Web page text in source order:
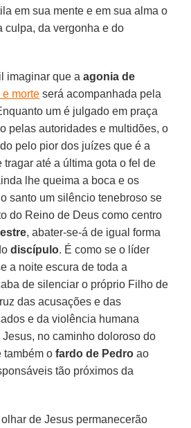
em sua mente e em sua alma o
culpa, da vergonha e do
imaginar que aagonia de
morte será acompanhada pela
um é julgado em praça
pelas autoridades e multidões, o
pelo pior dos juízes que é a
até a última gota o fel de
lhe queima a boca e os
santo um silêncio tenebroso se
do Reino de Deus como centro
, abater-se-á de igual forma
discípulo. É como se o líder
a noite escura de toda a
de silenciar o próprio Filho de
das acusações e das
e da violência humana
no caminho doloroso do
também ofardo de Pedro ao
tão próximos da
de Jesus permanecerão